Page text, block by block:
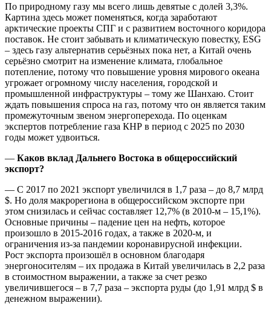
По природному газу мы всего лишь девятые с долей 3,3%.
Картина здесь может поменяться, когда заработают
арктические проекты СПГ и с развитием восточного коридора
поставок. Не стоит забывать и климатическую повестку, ESG
– здесь газу альтернатив серьёзных пока нет, а Китай очень
серьёзно смотрит на изменение климата, глобальное
потепление, потому что повышение уровня мирового океана
угрожает огромному числу населения, городской и
промышленной инфраструктуры – тому же Шанхаю. Стоит
ждать повышения спроса на газ, потому что он является таким
промежуточным звеном энергоперехода. По оценкам
экспертов потребление газа КНР в период с 2025 по 2030
годы может удвоиться.
— Каков вклад Дальнего Востока в общероссийский
экспорт?
— С 2017 по 2021 экспорт увеличился в 1,7 раза – до 8,7 млрд
$. Но доля макрорегиона в общероссийском экспорте при
этом снизилась и сейчас составляет 12,7% (в 2010-м – 15,1%).
Основные причины – падение цен на нефть, которое
произошло в 2015-2016 годах, а также в 2020-м, и
ограничения из-за пандемии коронавирусной инфекции.
Рост экспорта произошёл в основном благодаря
энергоносителям – их продажа в Китай увеличилась в 2,2 раза
в стоимостном выражении, а также за счет резко
увеличившегося – в 7,7 раза – экспорта руды (до 1,91 млрд $ в
денежном выражении).